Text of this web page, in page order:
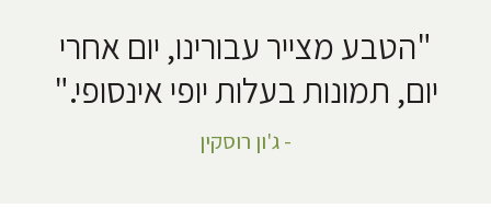
"הטבע מצייר עבורינו, יום אחרי
יום, תמונות בעלות יופי אינסופי."
- ג'ון רוסקין